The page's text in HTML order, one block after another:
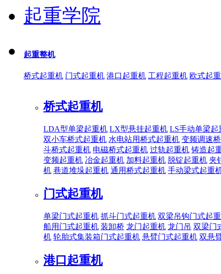
起重学院
起重整机
桥式起重机 门式起重机 港口起重机 工程起重机 欧式起
桥式起重机
LDA型单梁起重机 LX型悬挂起重机 LS手动单梁起
双小车桥式起重机 水电站用桥式起重机 变频调速
斗桥式起重机 电磁桥式起重机 过轨起重机 铸造起
变频起重机 冶金起重机 加料起重机 脱锭起重机 夹
机 巷道堆垛起重机 通用桥式起重机 手动梁式起重
门式起重机
单梁门式起重机 抓斗门式起重机 双梁吊钩门式起
船用门式起重机 装卸桥 龙门起重机 龙门吊 双梁门
机 轮胎式集装箱门式起重机 悬臂门式起重机 双悬
港口起重机